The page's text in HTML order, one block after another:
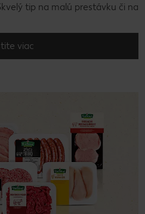
tip na malú prestávku či na
viac